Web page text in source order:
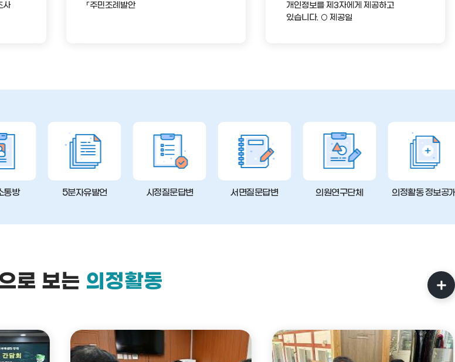
사
「주민조례발안
개인정보를 제3자에게 제공하고
있습니다. ○ 제공일
통방 5분자유발언 시정질문답변 서면질문답변 의원연구단체 의정활동 정보공
로 보는 의정활동